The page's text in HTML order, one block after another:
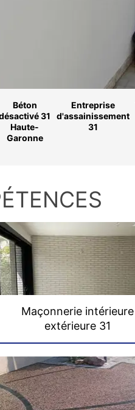
Béton
31
Haute-
Garonne
Entreprise
d'assainissement
31
Maçonnerie intérieure
extérieure 31